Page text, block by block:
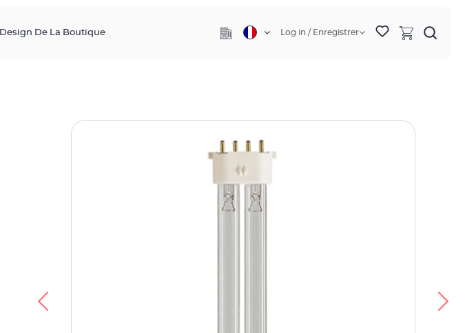
Design De La Boutique Log in / Enregistrer